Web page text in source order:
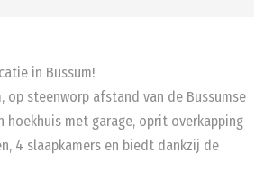
in Bussum!
op steenworp afstand van de Bussumse
met garage, oprit overkapping
4 slaapkamers en biedt dankzij de